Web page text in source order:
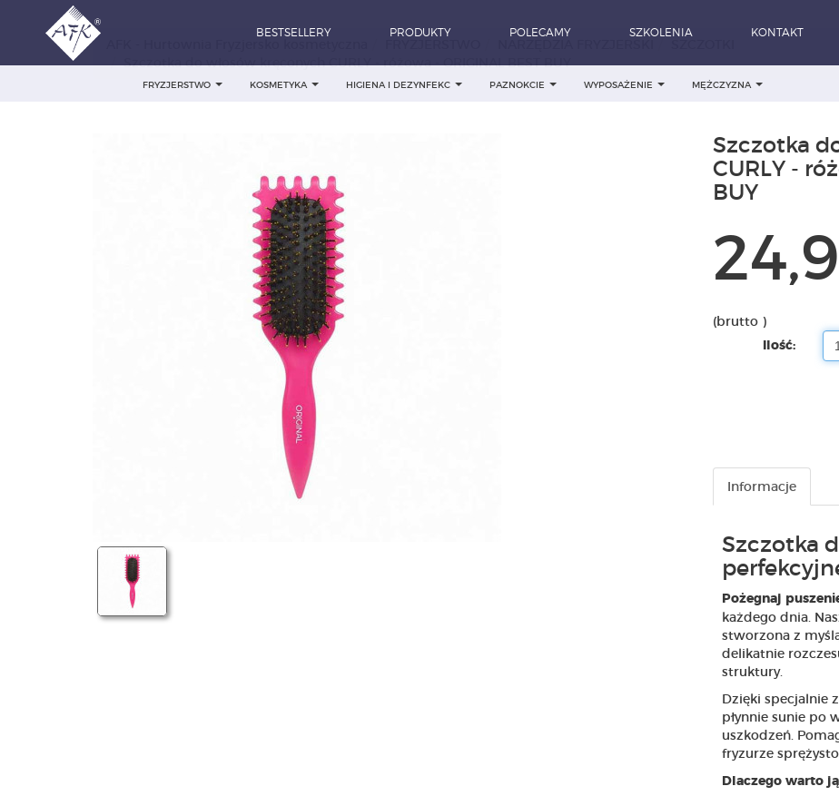
BESTSELLERY PRODUKTY POLECAMY SZKOLENIA KONTAKT
FRYZJERSTWO KOSMETYKA HIGIENA I DEZYNFEKC PAZNOKCIE WYPOSAŻENIE MĘŻCZYZNA
Szczotka do włosów kręconych CURLY - różowa - ORIGINAL BEST BUY
Szczotka
CURLY -
BUY
(brutto )
Ilość:
Informacje
Szczotka
Pożegnaj
każdego dnia.
stworzona z
delikatnie
struktury.
Dzięki specjalnie
płynnie sunie po
uszkodzeń.
fryzurze
Dlaczego warto